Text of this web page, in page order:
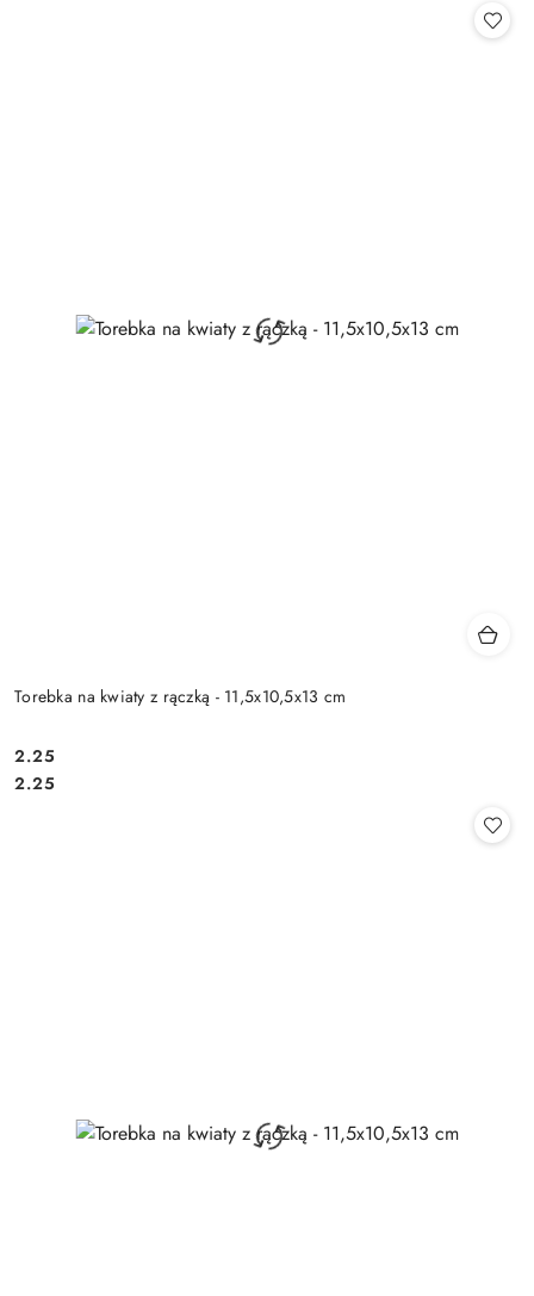
Torebka na kwiaty z rączką - 11,5x10,5x13 cm
Cena:
2.25
Cena:
2.25